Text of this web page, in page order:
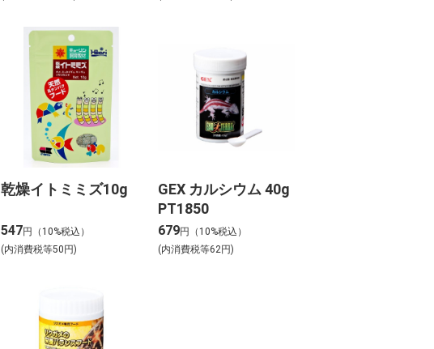
乾燥イトミミズ10g
547円（10%税込）
(内消費税等50円)
GEX カルシウム 40g
PT1850
679円（10%税込）
(内消費税等62円)